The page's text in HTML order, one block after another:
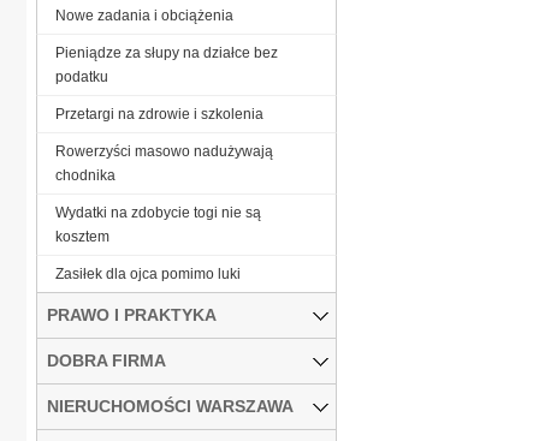
Nowe zadania i obciążenia
Pieniądze za słupy na działce bez
podatku
Przetargi na zdrowie i szkolenia
Rowerzyści masowo nadużywają
chodnika
Wydatki na zdobycie togi nie są
kosztem
Zasiłek dla ojca pomimo luki
PRAWO I PRAKTYKA
DOBRA FIRMA
NIERUCHOMOŚCI WARSZAWA